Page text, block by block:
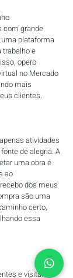
com grande
plataforma
trabalho e
opero
no Mercado
mais
clientes.
atividades
de alegria. A
uma obra é
ao
dos meus
são uma
certo,
essa
e visitantes